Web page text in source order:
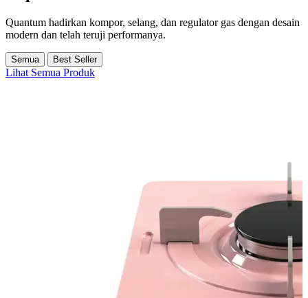
Quantum hadirkan kompor, selang, dan regulator gas dengan desain
modern dan telah teruji performanya.
Semua Best Seller
Lihat Semua Produk